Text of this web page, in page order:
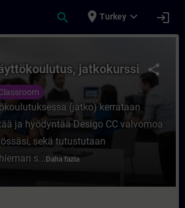
search place Turkey expand_more login
CC Käyttökoulutus,
share
jatkokurssi
(jatko) kerrataan
ja hyödyntää Desigo CC valvomoa
sekä tutustutaan
s... Daha fazla